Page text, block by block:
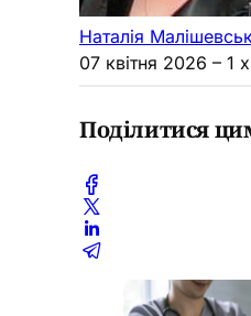
Наталія
07 квітня 2026 – 1
Поділитися